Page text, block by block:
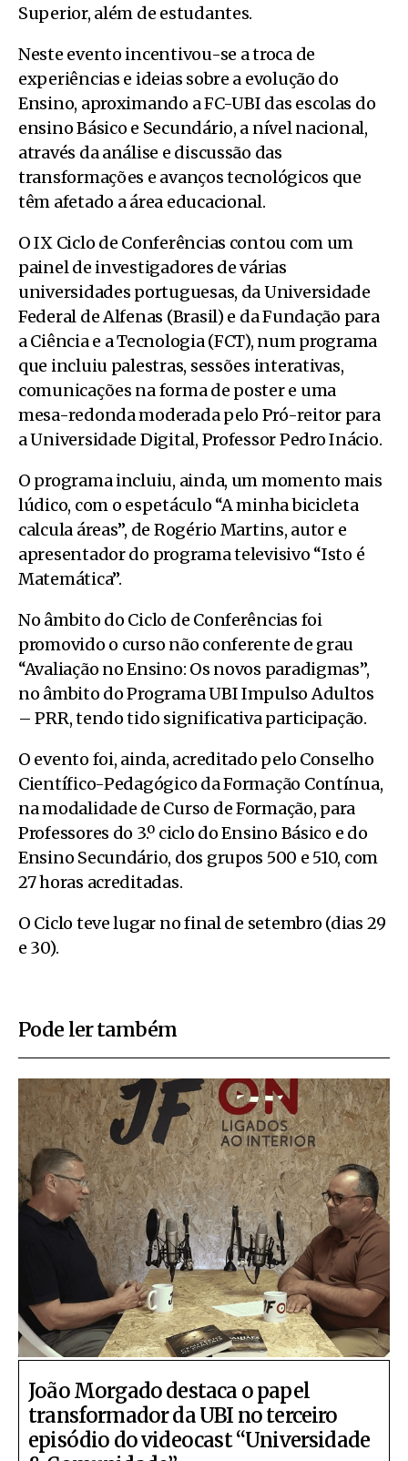
Superior, além de estudantes.
Neste evento incentivou-se a troca de
experiências e ideias sobre a evolução do
Ensino, aproximando a FC-UBI das escolas do
ensino Básico e Secundário, a nível nacional,
através da análise e discussão das
transformações e avanços tecnológicos que
têm afetado a área educacional.
O IX Ciclo de Conferências contou com um
painel de investigadores de várias
universidades portuguesas, da Universidade
Federal de Alfenas (Brasil) e da Fundação para
a Ciência e a Tecnologia (FCT), num programa
que incluiu palestras, sessões interativas,
comunicações na forma de poster e uma
mesa-redonda moderada pelo Pró-reitor para
a Universidade Digital, Professor Pedro Inácio.
O programa incluiu, ainda, um momento mais
lúdico, com o espetáculo “A minha bicicleta
calcula áreas”, de Rogério Martins, autor e
apresentador do programa televisivo “Isto é
Matemática”.
No âmbito do Ciclo de Conferências foi
promovido o curso não conferente de grau
“Avaliação no Ensino: Os novos paradigmas”,
no âmbito do Programa UBI Impulso Adultos
– PRR, tendo tido significativa participação.
O evento foi, ainda, acreditado pelo Conselho
Científico-Pedagógico da Formação Contínua,
na modalidade de Curso de Formação, para
Professores do 3.º ciclo do Ensino Básico e do
Ensino Secundário, dos grupos 500 e 510, com
27 horas acreditadas.
O Ciclo teve lugar no final de setembro (dias 29
e 30).
Pode ler também
João Morgado destaca o papel
transformador da UBI no terceiro
episódio do videocast “Universidade